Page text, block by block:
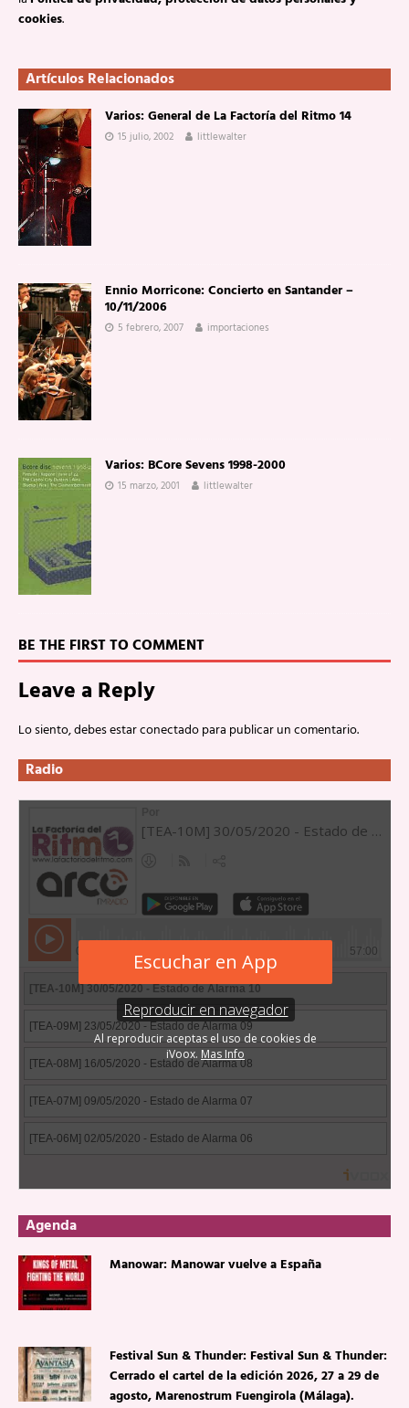
cookies.
Artículos Relacionados
Varios: General de La Factoría del Ritmo 14
15 julio, 2002 littlewalter
Ennio Morricone: Concierto en Santander –
10/11/2006
5 febrero, 2007 importaciones
Varios: BCore Sevens 1998-2000
15 marzo, 2001 littlewalter
BE THE FIRST TO COMMENT
Leave a Reply
Lo siento, debes estarconectadopara publicar un comentario.
Radio
Agenda
Manowar: Manowar vuelve a España
Festival Sun & Thunder: Festival Sun & Thunder:
Cerrado el cartel de la edición 2026, 27 a 29 de
agosto, Marenostrum Fuengirola (Málaga).